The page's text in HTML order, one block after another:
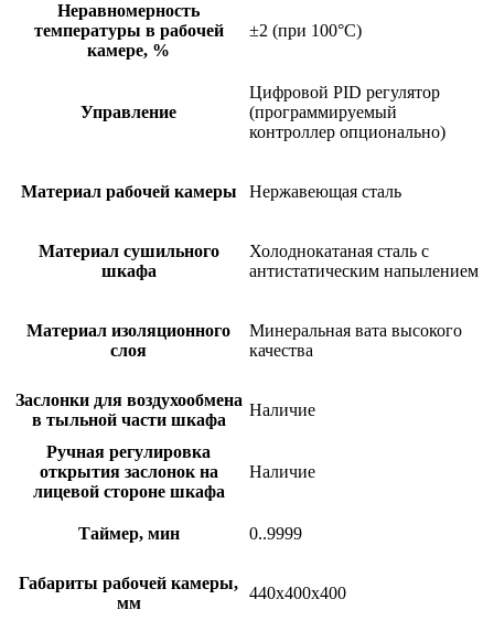
Неравномерность
температуры в рабочей
камере, %
±2 (при 100°C)
Управление
Цифровой PID регулятор
(программируемый
контроллер опционально)
Материал рабочей камеры Нержавеющая сталь
Материал сушильного
шкафа
Холоднокатаная сталь с
антистатическим напылением
Материал изоляционного
слоя
Минеральная вата высокого
качества
Заслонки для воздухообмена
в тыльной части шкафа
Наличие
Ручная регулировка
открытия заслонок на
лицевой стороне шкафа
Наличие
Таймер, мин 0..9999
Габариты рабочей камеры,
мм
440х400х400